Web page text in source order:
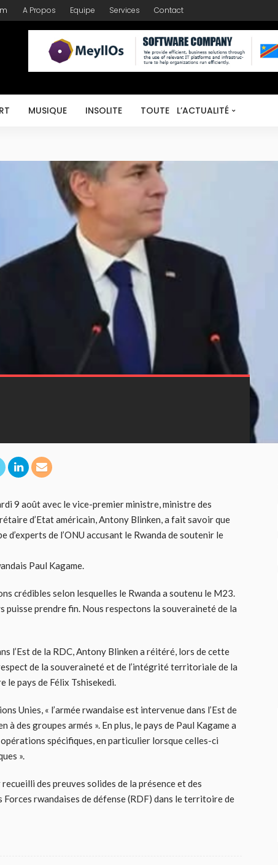
A Propos Equipe Services Contact
MUSIQUE INSOLITE TOUTE L’ACTUALITÉ
9 août avec le vice-premier ministre, ministre des
d’Etat américain, Antony Blinken, a fait savoir que
d’experts de l’ONU accusant le Rwanda de soutenir le
Paul Kagame.
crédibles selon lesquelles le Rwanda a soutenu le M23.
puisse prendre fin. Nous respectons la souveraineté de la
l’Est de la RDC, Antony Blinken a réitéré, lors de cette
de la souveraineté et de l’intégrité territoriale de la
le pays de Félix Tshisekedi.
Unies, « l’armée rwandaise est intervenue dans l’Est de
des groupes armés ». En plus, le pays de Paul Kagame a
spécifiques, en particulier lorsque celles-ci
».
des preuves solides de la présence et des
rwandaises de défense (RDF) dans le territoire de